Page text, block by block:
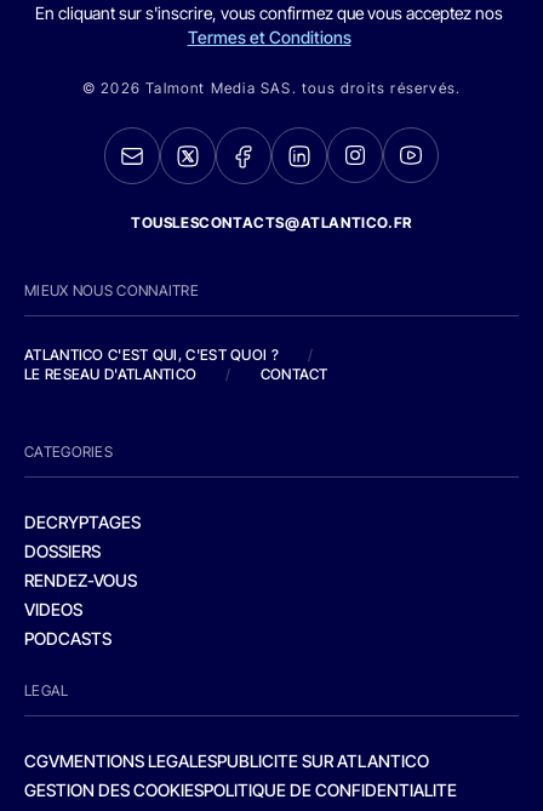
En cliquant sur s'inscrire, vous confirmez que vous acceptez nos
Termes et Conditions
© 2026 Talmont Media SAS. tous droits réservés.
TOUSLESCONTACTS@ATLANTICO.FR
MIEUX NOUS CONNAITRE
ATLANTICO C'EST QUI, C'EST QUOI ?
/
LE RESEAU D'ATLANTICO
/ CONTACT
CATEGORIES
DECRYPTAGES
DOSSIERS
RENDEZ-VOUS
VIDEOS
PODCASTS
LEGAL
CGVMENTIONS LEGALESPUBLICITE SUR ATLANTICO
GESTION DES COOKIESPOLITIQUE DE CONFIDENTIALITE